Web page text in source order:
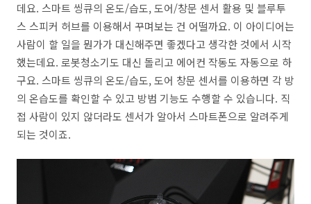
데요. 스마트 씽큐의 온도/습도, 도어/창문 센서 활용 및 블루투
스 스피커 허브를 이용해서 꾸며보는 건 어떨까요. 이 아이디어는
사람이 할 일을 뭔가가 대신해주면 좋겠다고 생각한 것에서 시작
했는데요. 로봇청소기도 대신 돌리고 에어컨 작동도 자동으로 하
구요. 스마트 씽큐의 온도/습도, 도어 창문 센서를 이용하면 각 방
의 온습도를 확인할 수 있고 방범 기능도 수행할 수 있습니다. 직
접 사람이 있지 않더라도 센서가 알아서 스마트폰으로 알려주게
되는 것이죠.